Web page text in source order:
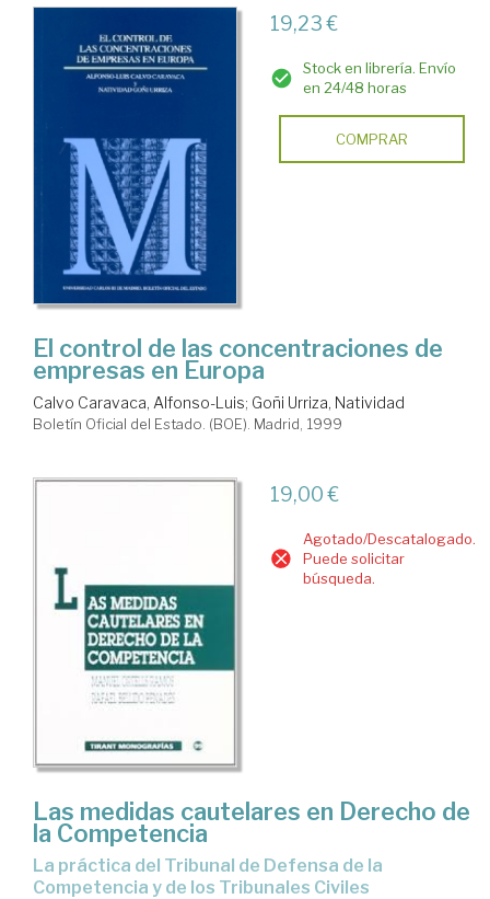
19,23 €
Stock en librería. Envío
en 24/48 horas
COMPRAR
El control de las concentraciones de
empresas en Europa
Calvo Caravaca, Alfonso-Luis; Goñi Urriza, Natividad
Boletín Oficial del Estado. (BOE). Madrid, 1999
19,00 €
Agotado/Descatalogado.
Puede solicitar
búsqueda.
Las medidas cautelares en Derecho de
la Competencia
la práctica del Tribunal de Defensa de la
Competencia y de los Tribunales Civiles